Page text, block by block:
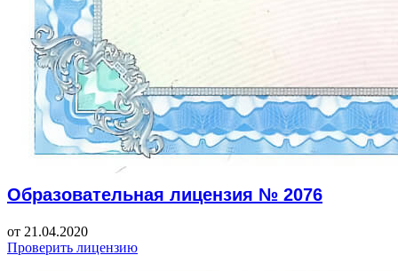
Образовательная лицензия № 2076
от 21.04.2020
Проверить лицензию